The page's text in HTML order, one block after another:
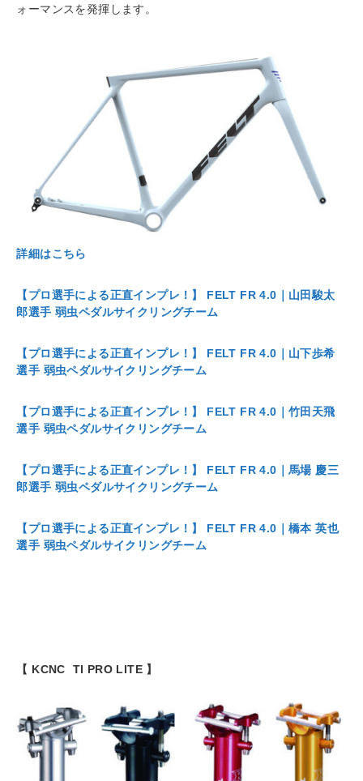
ォーマンスを発揮します。
詳細はこちら
【プロ選手による正直インプレ！】 FELT FR 4.0｜山田駿太
郎選手 弱虫ペダルサイクリングチーム
【プロ選手による正直インプレ！】 FELT FR 4.0｜山下歩希
選手 弱虫ペダルサイクリングチーム
【プロ選手による正直インプレ！】 FELT FR 4.0｜竹田天飛
選手 弱虫ペダルサイクリングチーム
【プロ選手による正直インプレ！】 FELT FR 4.0｜⾺場 慶三
郎選手 弱虫ペダルサイクリングチーム
【プロ選手による正直インプレ！】 FELT FR 4.0｜橋本 英也
選手 弱虫ペダルサイクリングチーム
【 KCNC TI PRO LITE 】